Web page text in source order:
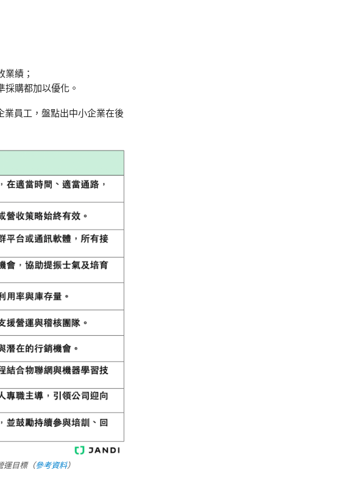
績；
購都加以優化。
業員工，盤點出中小企業在後
運目標（參考資料）